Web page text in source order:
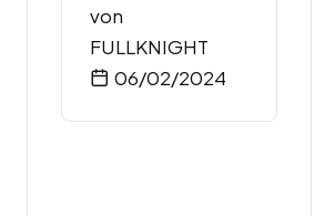
von
FULLKNIGHT
06/02/2024